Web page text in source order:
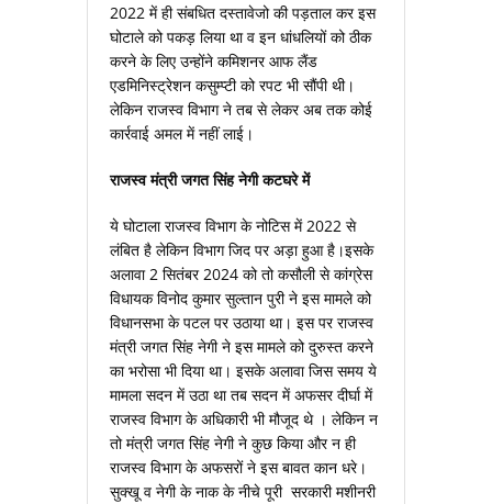
2022 में ही संबधित दस्‍तावेजो की पड़ताल कर इस
घोटाले को पकड़ लिया था व इन धांधलियों को ठीक
करने के लिए उन्‍होंने कमिशनर आफ लैंड
एडमिनिस्‍ट्रेशन कसुम्‍प्‍टी को रपट भी सौंपी थी।
लेकिन राजस्‍व विभाग ने तब से लेकर अब तक कोई
कार्रवाई अमल में नहीं लाई।
राजस्‍व मंत्री जगत सिंह नेगी कटघरे में
ये घोटाला राजस्‍व विभाग के नोटिस में 2022 से
लंबित है लेकिन विभाग जिद पर अड़ा हुआ है।इसके
अलावा 2 सितंबर 2024 को तो कसौली से कांग्रेस
विधायक विनोद कुमार सुल्‍तान पुरी ने इस मामले को
विधानसभा के पटल पर उठाया था। इस पर राजस्‍व
मंत्री जगत सिंह नेगी ने इस मामले को दुरुस्‍त करने
का भरोसा भी दिया था। इसके अलावा जिस समय ये
मामला सदन में उठा था तब सदन में अफसर दीर्घा में
राजस्‍व विभाग के अधिकारी भी मौजूद थे । लेकिन न
तो मंत्री जगत सिंह नेगी ने कुछ किया और न ही
राजस्‍व विभाग के अफसरों ने इस बावत कान धरे।
सुक्‍खू व नेगी के नाक के नीचे पूरी सरकारी मशीनरी